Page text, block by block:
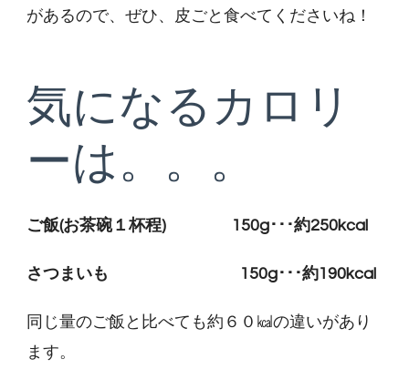
があるので、ぜひ、皮ごと食べてくださいね！
気になるカロリ
ーは。。。
ご飯(お茶碗１杯程) 150g･･･約250kcal
さつまいも 150g･･･約190kcal
同じ量のご飯と比べても約６０㎉の違いがあり
ます。